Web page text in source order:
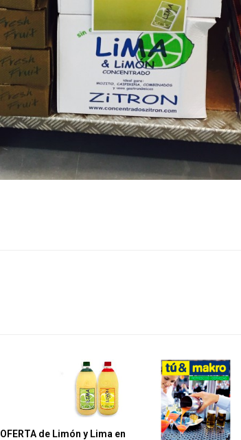
OFERTA de Limón y Lima en